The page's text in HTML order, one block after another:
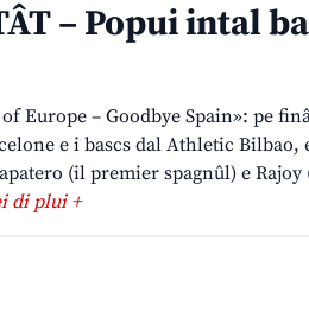
– Popui intal
Europe – Goodbye Spain»: pe
e i bascs dal Athletic
(il premier spagnûl) e
di plui +